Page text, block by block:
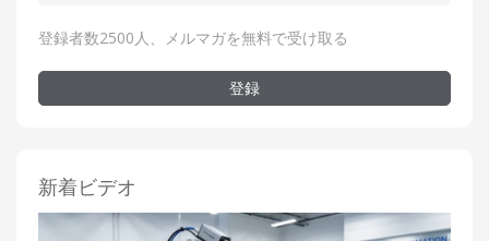
登録者数2500人、メルマガを無料で受け取る
登録
新着ビデオ